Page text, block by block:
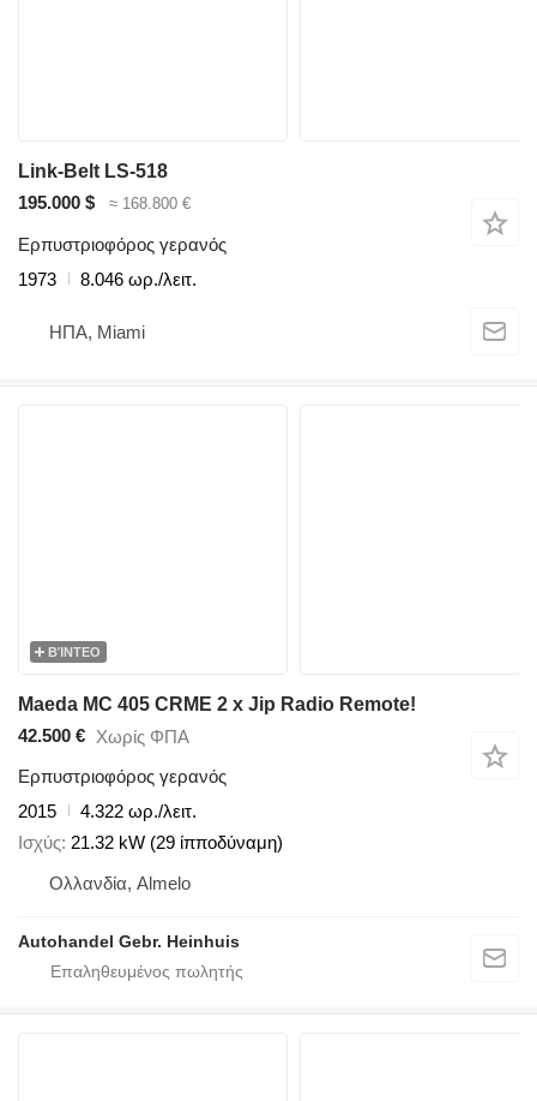
Link-Belt LS-518
195.000 $
≈ 168.800 €
Ερπυστριοφόρος γερανός
1973
8.046 ωρ./λειτ.
ΗΠΑ, Miami
ΒΊΝΤΕΟ
Maeda MC 405 CRME 2 x Jip Radio Remote!
42.500 € Χωρίς ΦΠΑ
Ερπυστριοφόρος γερανός
2015
4.322 ωρ./λειτ.
Ισχύς 21.32 kW (29 ίπποδύναμη)
Ολλανδία, Almelo
Autohandel Gebr. Heinhuis